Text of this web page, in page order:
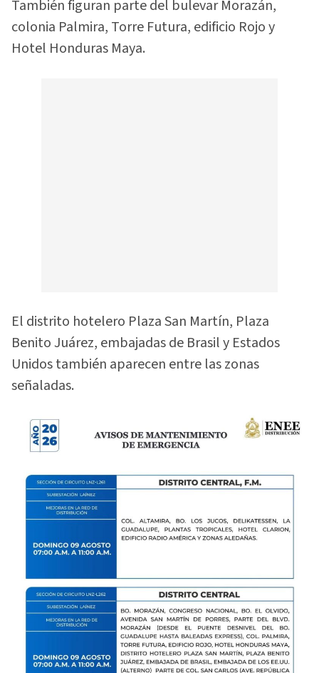
También figuran parte del bulevar Morazán,
colonia Palmira, Torre Futura, edificio Rojo y
Hotel Honduras Maya.
El distrito hotelero Plaza San Martín, Plaza
Benito Juárez, embajadas de Brasil y Estados
Unidos también aparecen entre las zonas
señaladas.